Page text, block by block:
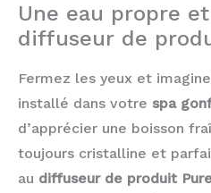
Une eau propre
diffuseur de
Fermez les yeux et
installé dans votre spa
d’apprécier une boisson
toujours cristalline et
au diffuseur de produit